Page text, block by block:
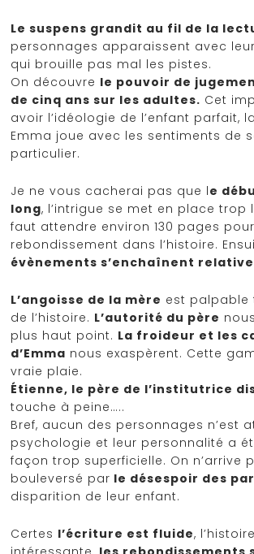
Le suspens grandit au fil de la
personnages apparaissent avec
qui brouille pas mal les pistes.
On découvre le pouvoir de
de cinq ans sur les adultes. Cet
avoir l’idéologie de l’enfant parfait,
Emma joue avec les sentiments de
particulier.
Je ne vous cacherai pas que le
long, l’intrigue se met en place trop
faut attendre environ 130 pages
rebondissement dans l’histoire.
évènements s’enchaînent
L’angoisse de la mère est palpable
de l’histoire. L’autorité du père
plus haut point. La froideur et les
d’Emma nous exaspèrent. Cette
vraie plaie.
Étienne, le père de l’institutrice
touche à peine…..
Bref, aucun des personnages n’est
psychologie et leur personnalité a
façon trop superficielle. On n’arrive
bouleversé par le désespoir des
disparition de leur enfant.
Certes l’écriture est fluide,